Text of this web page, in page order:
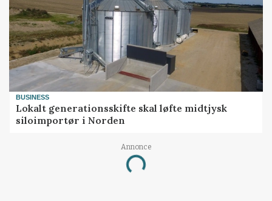
BUSINESS
Lokalt generationsskifte skal løfte midtjysk
siloimportør i Norden
Annonce
Loading...